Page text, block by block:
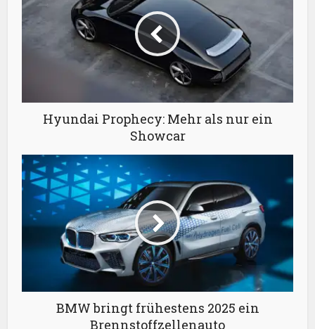
Hyundai Prophecy: Mehr als nur ein
Showcar
BMW bringt frühestens 2025 ein
Brennstoffzellenauto